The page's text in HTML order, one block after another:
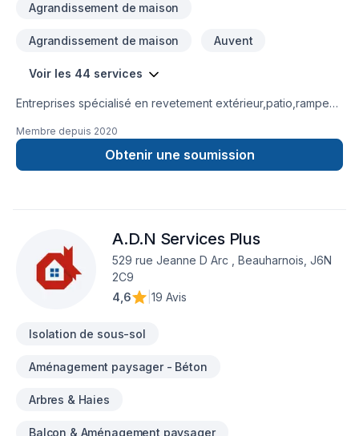
Agrandissement de maison
Agrandissement de maison Auvent
Voir les 44 services
Entreprises spécialisé en revetement extérieur,patio,rampe
Membre depuis 2020
Obtenir une soumission
A.D.N Services Plus
529 rue Jeanne D Arc , Beauharnois, J6N
2C9
4,6
19 Avis
Isolation de sous-sol
Aménagement paysager - Béton
Arbres & Haies
Balcon & Aménagement paysager